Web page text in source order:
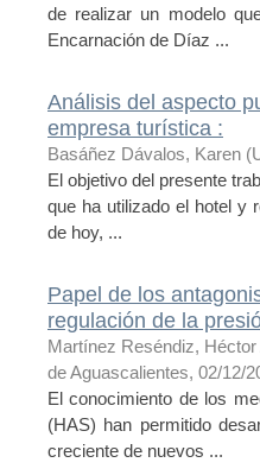
de realizar un modelo
Encarnación de Díaz ...
Análisis del aspecto
empresa turística :
Basáñez Dávalos, Karen (
El objetivo del presente
que ha utilizado el hotel y
de hoy, ...
Papel de los
regulación de la
Martínez Reséndiz, Héctor
de Aguascalientes, 02/12/
El conocimiento de los
(HAS) han permitido
creciente de nuevos ...